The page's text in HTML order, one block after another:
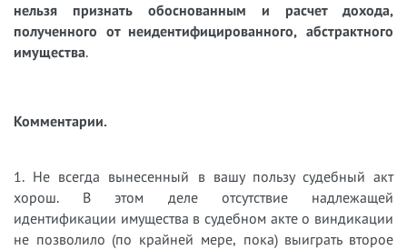
нельзя признать обоснованным и расчет дохода,
полученного от неидентифицированного, абстрактного
имущества.
Комментарии.
1. Не всегда вынесенный в вашу пользу судебный акт
хорош. В этом деле отсутствие надлежащей
идентификации имущества в судебном акте о виндикации
не позволило (по крайней мере, пока) выиграть второе